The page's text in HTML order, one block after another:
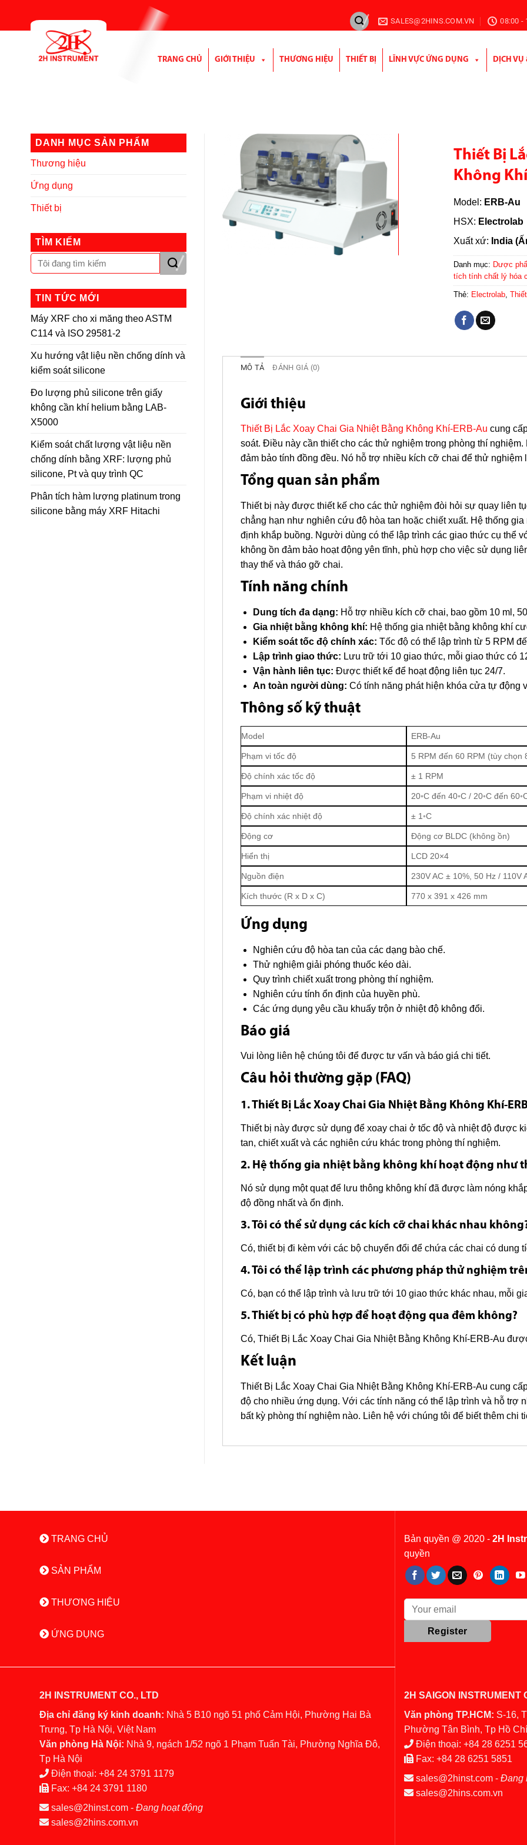
SALES@2HINS.COM.VN 08:00 -
TRANG CHỦ GIỚI THIỆU THƯƠNG HIỆU THIẾT BỊ LĨNH VỰC ỨNG DỤNG DỊCH VỤ
DANH MỤC SẢN PHẨM
Thương hiệu
Ứng dụng
Thiết bị
TÌM KIẾM
TIN TỨC MỚI
Máy XRF cho xi măng theo ASTM
C114 và ISO 29581-2
Xu hướng vật liệu nền chống dính và
kiểm soát silicone
Đo lượng phủ silicone trên giấy
không cần khí helium bằng LAB-
X5000
Kiểm soát chất lượng vật liệu nền
chống dính bằng XRF: lượng phủ
silicone, Pt và quy trình QC
Phân tích hàm lượng platinum trong
silicone bằng máy XRF Hitachi
Thiết Bị
Không
Model: ERB-Au
HSX: Electrolab
Xuất xứ: India
Danh mục: Dược
tích tính chất lý hóa
Thẻ: Electrolab ,
MÔ TẢ ĐÁNH GIÁ (0)
Giới thiệu
Thiết Bị Lắc Xoay Chai Gia Nhiệt Bằng Không Khí-ERB-Au cung
soát. Điều này cần thiết cho các thử nghiệm trong phòng thí
đảm bảo tính đồng đều. Nó hỗ trợ nhiều kích cỡ chai để thử nghiệm
Tổng quan sản phẩm
Thiết bị này được thiết kế cho các thử nghiệm đòi hỏi sự quay liên
chẳng hạn như nghiên cứu độ hòa tan hoặc chiết xuất. Hệ thống
định khắp buồng. Người dùng có thể lập trình các giao thức cụ thể
không ồn đảm bảo hoạt động yên tĩnh, phù hợp cho việc sử dụng
thay thế và tháo gỡ chai.
Tính năng chính
Dung tích đa dạng: Hỗ trợ nhiều kích cỡ chai, bao gồm 10 ml,
Gia nhiệt bằng không khí: Hệ thống gia nhiệt bằng không khí
Kiểm soát tốc độ chính xác: Tốc độ có thể lập trình từ 5 RPM
Lập trình giao thức: Lưu trữ tới 10 giao thức, mỗi giao thức có
Vận hành liên tục: Được thiết kế để hoạt động liên tục 24/7.
An toàn người dùng: Có tính năng phát hiện khóa cửa tự động
Thông số kỹ thuật
Model ERB-Au
Phạm vi tốc độ 5 RPM đến 60 RPM (tùy chọn
Độ chính xác tốc độ ± 1 RPM
Phạm vi nhiệt độ 20◦C đến 40◦C / 20◦C đến
Độ chính xác nhiệt độ ± 1◦C
Động cơ Động cơ BLDC (không ồn)
Hiển thị LCD 20×4
Nguồn điện 230V AC ± 10%, 50 Hz / 110V
Kích thước (R x D x C) 770 x 391 x 426 mm
Ứng dụng
Nghiên cứu độ hòa tan của các dạng bào chế.
Thử nghiệm giải phóng thuốc kéo dài.
Quy trình chiết xuất trong phòng thí nghiệm.
Nghiên cứu tính ổn định của huyền phù.
Các ứng dụng yêu cầu khuấy trộn ở nhiệt độ không đổi.
Báo giá
Vui lòng liên hệ chúng tôi để được tư vấn và báo giá chi tiết.
Câu hỏi thường gặp (FAQ)
1. Thiết Bị Lắc Xoay Chai Gia Nhiệt Bằng Không Khí-
Thiết bị này được sử dụng để xoay chai ở tốc độ và nhiệt độ được
tan, chiết xuất và các nghiên cứu khác trong phòng thí nghiệm.
2. Hệ thống gia nhiệt bằng không khí hoạt động như
Nó sử dụng một quạt để lưu thông không khí đã được làm nóng
độ đồng nhất và ổn định.
3. Tôi có thể sử dụng các kích cỡ chai khác nhau
Có, thiết bị đi kèm với các bộ chuyển đổi để chứa các chai có dung
4. Tôi có thể lập trình các phương pháp thử nghiệm
Có, bạn có thể lập trình và lưu trữ tới 10 giao thức khác nhau, mỗi
5. Thiết bị có phù hợp để hoạt động qua đêm không?
Có, Thiết Bị Lắc Xoay Chai Gia Nhiệt Bằng Không Khí-ERB-Au
Kết luận
Thiết Bị Lắc Xoay Chai Gia Nhiệt Bằng Không Khí-ERB-Au cung
độ cho nhiều ứng dụng. Với các tính năng có thể lập trình và hỗ trợ
bất kỳ phòng thí nghiệm nào. Liên hệ với chúng tôi để biết thêm chi
TRANG CHỦ
SẢN PHẨM
THƯƠNG HIỆU
ỨNG DỤNG
Bản quyền @ 2020 - 2H
quyền
2H INSTRUMENT CO., LTD
Địa chỉ đăng ký kinh doanh: Nhà 5 B10 ngõ 51 phố Cảm Hội, Phường Hai Bà
Trưng, Tp Hà Nội, Việt Nam
Văn phòng Hà Nội: Nhà 9, ngách 1/52 ngõ 1 Phạm Tuấn Tài, Phường Nghĩa Đô,
Tp Hà Nội
Điện thoại: +84 24 3791 1179
Fax: +84 24 3791 1180
sales@2hinst.com - Đang hoạt động
sales@2hins.com.vn
2H SAIGON INSTRUMENT
Văn phòng TP.HCM: S-16,
Phường Tân Bình, Tp Hồ
Điện thoại: +84 28 6251
Fax: +84 28 6251 5851
sales@2hinst.com - Đang
sales@2hins.com.vn